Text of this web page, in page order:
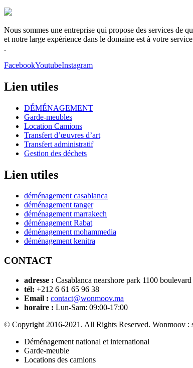
Nous sommes une entreprise qui propose des services de
et notre large expérience dans le domaine est à votre
.
FacebookYoutubeInstagram
Lien utiles
DÉMÉNAGEMENT
Garde-meubles
Location Camions
Transfert d’œuvres d’art
Transfert administratif
Gestion des déchets
Lien utiles
déménagement casablanca
déménagement tanger
déménagement marrakech
déménagement Rabat
déménagement mohammedia
déménagement kenitra
CONTACT
adresse : Casablanca nearshore park 1100
tél: +212 6 61 65 96 38
Email : contact@wonmoov.ma
horaire : Lun-Sam: 09:00-17:00
© Copyright 2016-2021. All Rights Reserved. Wonmoov :
Déménagement national et international
Garde-meuble
Locations des camions